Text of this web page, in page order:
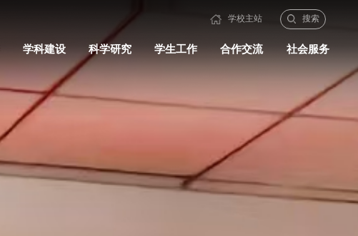
学校主站 搜索
学科建设 科学研究 学生工作 合作交流 社会服务